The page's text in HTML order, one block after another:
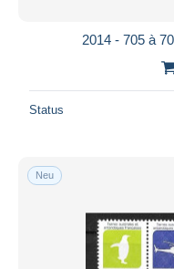
2014 - 705 à
Status
Neu